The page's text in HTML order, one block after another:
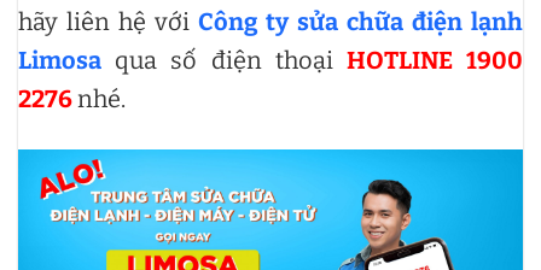
hãy liên hệ với Công ty sửa chữa điện lạnh
Limosa qua số điện thoại HOTLINE 1900
2276nhé.